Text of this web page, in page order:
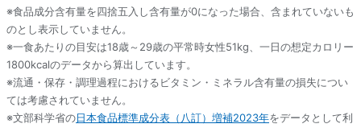
※食品成分含有量を四捨五入し含有量が0になった場合、含まれていないも
のとし表示していません。
※一食あたりの目安は18歳～29歳の平常時女性51kg、一日の想定カロリー
1800kcalのデータから算出しています。
※流通・保存・調理過程におけるビタミン・ミネラル含有量の損失につい
ては考慮されていません。
※文部科学省の日本食品標準成分表（八訂）増補2023年をデータとして利